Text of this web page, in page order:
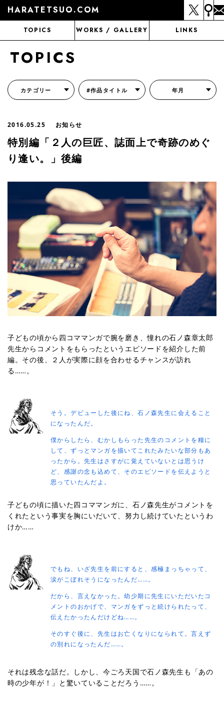
HARATETSUO.COM
TOPICS WORKS / GALLERY LINKS
TOPICS
カテゴリー #作品タイトル 年月
2016.05.25 お知らせ
特別編「２人の巨匠、誌面上で奇跡のめぐ
り逢い。」後編
子どもの頃から四コママンガで腕を磨き、憧れの石ノ森章太郎
先生からコメントをもらったというエピソードを紹介した前
編。その後、２人が実際に顔を合わせるチャンスが訪れ
る……。
そう。デビューした後にね、石ノ森先生に会えること
になったんだ。
僕からしたら、むかしもらった先生のコメントを糧に
して、ずっとマンガを描いてこれたみたいな部分もあ
ったから。先生はさすがに覚えていないとは思うけ
ど、感謝の念も込めて、そのエピソードを伝えようと
思っていたんだよ。
子どもの頃に描いた四コママンガに、石ノ森先生がコメントを
くれたという事実を胸にいだいて、努力し続けていたというわ
けか……
でもね、いざ先生を前にすると、感極まっちゃって、
涙がこぼれそうになったんだ……。
だから、言えなかった。幼少期に先生にいただいたコ
メントのおかげで、マンガをずっと続けられたって、
伝えたかったんだけどね……。
そのすぐ後に、先生はお亡くなりになられて。言えず
の別れになったんだ……。
それは残念な話だ。しかし、今ごろ天国で石ノ森先生も「あの
時の少年が！」と驚いていることだろう……。